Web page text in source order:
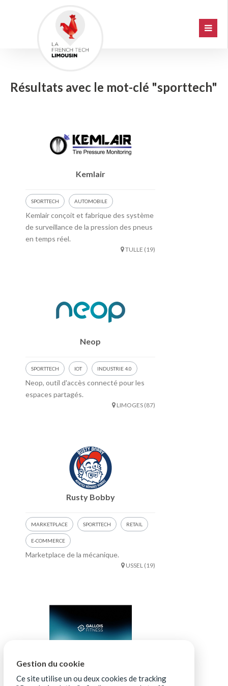
Résultats avec le mot-clé "sporttech"
Kemlair
SPORTTECH AUTOMOBILE
Kemlair conçoit et fabrique des système
de surveillance de la pression des pneus
en temps réel.
TULLE (19)
Neop
SPORTTECH IOT INDUSTRIE 4.0
Neop, outil d'accès connecté pour les
espaces partagés.
LIMOGES (87)
Rusty Bobby
MARKETPLACE SPORTTECH RETAIL
E-COMMERCE
Marketplace de la mécanique.
USSEL (19)
SPORTTECH IOT LOISIRS
Gestion du cookie
Ce site utilise un ou deux cookies de tracking